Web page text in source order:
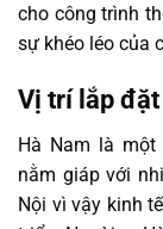
cho công trình
sự khéo léo của
Vị trí lắp
Hà Nam là một
nằm giáp với
Nội vì vậy kinh